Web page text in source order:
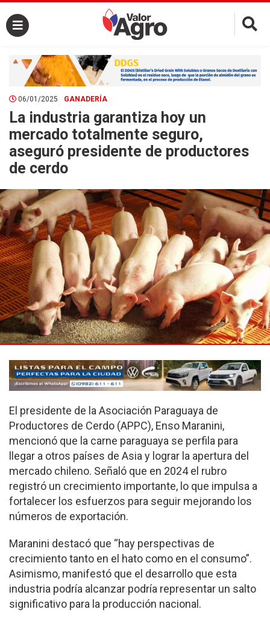
×
06/01/2025 GANADERÍA
La industria garantiza hoy un
mercado totalmente seguro,
aseguró presidente de productores
de cerdo
El presidente de la Asociación Paraguaya de
Productores de Cerdo (APPC), Enso Maranini,
mencionó que la carne paraguaya se perfila para
llegar a otros países de Asia y lograr la apertura del
mercado chileno. Señaló que en 2024 el rubro
registró un crecimiento importante, lo que impulsa a
fortalecer los esfuerzos para seguir mejorando los
números de exportación.
Maranini destacó que “hay perspectivas de
crecimiento tanto en el hato como en el consumo”.
Asimismo, manifestó que el desarrollo que esta
industria podría alcanzar podría representar un salto
significativo para la producción nacional.